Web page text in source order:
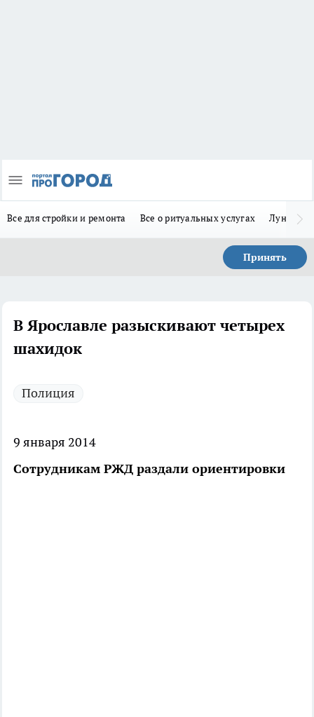
Все для стройки и ремонта Все о ритуальных услугах Лунно-
Принять
В Ярославле разыскивают четырех
шахидок
Полиция
9 января 2014
Сотрудникам РЖД раздали ориентировки